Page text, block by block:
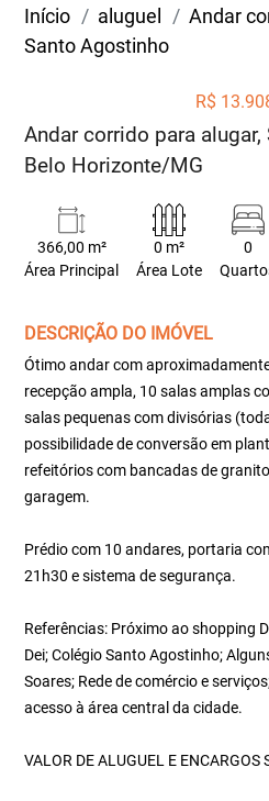
Início aluguel
Andar
Santo Agostinho
R$
Andar corrido para
Belo Horizonte/MG
366,00 m²
Área Principal
0 m²
Área Lote
0
DESCRIÇÃO DO IMÓVEL
Ótimo andar com
recepção ampla, 10 salas amplas
salas pequenas com divisórias
possibilidade de conversão em
refeitórios com bancadas de
garagem.
Prédio com 10 andares, portaria
21h30 e sistema de segurança.
Referências: Próximo ao shopping
Dei; Colégio Santo Agostinho;
Soares; Rede de comércio e
acesso à área central da cidade.
VALOR DE ALUGUEL E ENCARGOS